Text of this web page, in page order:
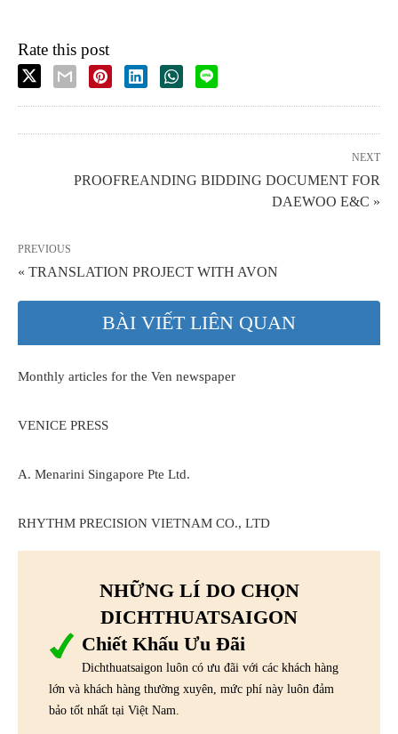
Rate this post
NEXT
PROOFREANDING BIDDING DOCUMENT FOR
DAEWOO E&C »
PREVIOUS
« TRANSLATION PROJECT WITH AVON
BÀI VIẾT LIÊN QUAN
Monthly articles for the Ven newspaper
VENICE PRESS
A. Menarini Singapore Pte Ltd.
RHYTHM PRECISION VIETNAM CO., LTD
NHỮNG LÍ DO CHỌN
DICHTHUATSAIGON
Chiết Khấu Ưu Đãi
Dichthuatsaigon luôn có ưu đãi với các khách hàng
lớn và khách hàng thường xuyên, mức phí này luôn đảm
bảo tốt nhất tại Việt Nam.